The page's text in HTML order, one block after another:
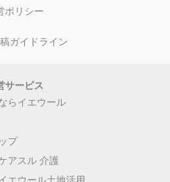
ポリシー
ガイドライン
サービス
らイエウール
プ
アスル 介護
エウール土地活用